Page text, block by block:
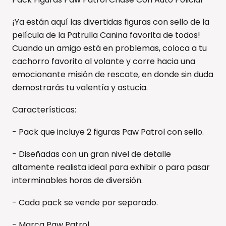
¡Ya están aquí las divertidas figuras con sello de la
película de la Patrulla Canina favorita de todos!
Cuando un amigo está en problemas, coloca a tu
cachorro favorito al volante y corre hacia una
emocionante misión de rescate, en donde sin duda
demostrarás tu valentía y astucia.
Características:
- Pack que incluye 2 figuras Paw Patrol con sello.
- Diseñadas con un gran nivel de detalle
altamente realista ideal para exhibir o para pasar
interminables horas de diversión.
- Cada pack se vende por separado.